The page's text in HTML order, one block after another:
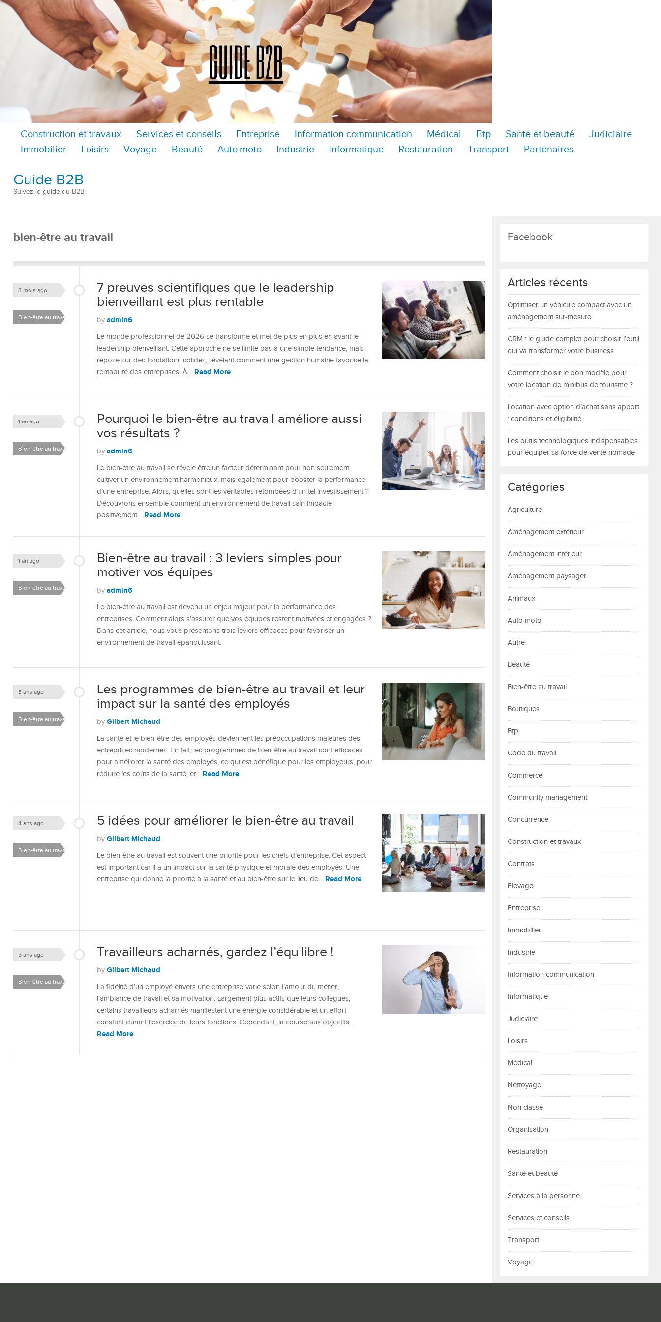
Construction et travaux Services et conseils Entreprise Information communication Médical Btp Santé et beauté
Judiciaire
Immobilier
Loisirs Voyage Beauté Auto moto Industrie Informatique Restauration Transport Partenaires
Guide B2B
Suivez le guide du B2B
bien-être au travail
7 preuves scientifiques que le leadership
bienveillant est plus rentable
3 mois ago
by admin6
Bien-être au travail
Le monde professionnel de 2026 se transforme et met de plus en plus en avant le
leadership bienveillant. Cette approche ne se limite pas à une simple tendance, mais
repose sur des fondations solides, révélant comment une gestion humaine favorise la
rentabilité des entreprises. À… Read More
Pourquoi le bien-être au travail améliore aussi
vos résultats ?
1 an ago
by admin6
Bien-être au travail
Le bien-être au travail se révèle être un facteur déterminant pour non seulement
cultiver un environnement harmonieux, mais également pour booster la performance
d’une entreprise. Alors, quelles sont les véritables retombées d’un tel investissement ?
Découvrons ensemble comment un environnement de travail sain impacte
positivement… Read More
Bien-être au travail : 3 leviers simples pour
motiver vos équipes
1 an ago
by admin6
Bien-être au travail
Le bien-être au travail est devenu un enjeu majeur pour la performance des
entreprises. Comment alors s’assurer que vos équipes restent motivées et engagées ?
Dans cet article, nous vous présentons trois leviers efficaces pour favoriser un
environnement de travail épanouissant.
Les programmes de bien-être au travail et leur
impact sur la santé des employés
3 ans ago
by Gilbert Michaud
Bien-être au travail
La santé et le bien-être des employés deviennent les préoccupations majeures des
entreprises modernes. En fait, les programmes de bien-être au travail sont efficaces
pour améliorer la santé des employés, ce qui est bénéfique pour les employeurs, pour
réduire les coûts de la santé, et… Read More
5 idées pour améliorer le bien-être au travail
4 ans ago
by Gilbert Michaud
Bien-être au travail
Le bien-être au travail est souvent une priorité pour les chefs d’entreprise. Cet aspect
est important car il a un impact sur la santé physique et morale des employés. Une
entreprise qui donne la priorité à la santé et au bien-être sur le lieu de… Read More
Travailleurs acharnés, gardez l’équilibre !
5 ans ago
by Gilbert Michaud
Bien-être au travail
La fidélité d’un employé envers une entreprise varie selon l’amour du métier,
l’ambiance de travail et sa motivation. Largement plus actifs que leurs collègues,
certains travailleurs acharnés manifestent une énergie considérable et un effort
constant durant l’exercice de leurs fonctions. Cependant, la course aux objectifs…
Read More
Facebook
Articles récents
Optimiser un véhicule compact avec un
aménagement sur-mesure
CRM : le guide complet pour choisir l’outil
qui va transformer votre business
Comment choisir le bon modèle pour
votre location de minibus de tourisme ?
Location avec option d’achat sans apport
: conditions et éligibilité
Les outils technologiques indispensables
pour équiper sa force de vente nomade
Catégories
Agriculture
Aménagement extérieur
Aménagement intérieur
Aménagement paysager
Animaux
Auto moto
Autre
Beauté
Bien-être au travail
Boutiques
Btp
Code du travail
Commerce
Community management
Concurrence
Construction et travaux
Contrats
Élevage
Entreprise
Immobilier
Industrie
Information communication
Informatique
Judiciaire
Loisirs
Médical
Nettoyage
Non classé
Organisation
Restauration
Santé et beauté
Services à la personne
Services et conseils
Transport
Voyage